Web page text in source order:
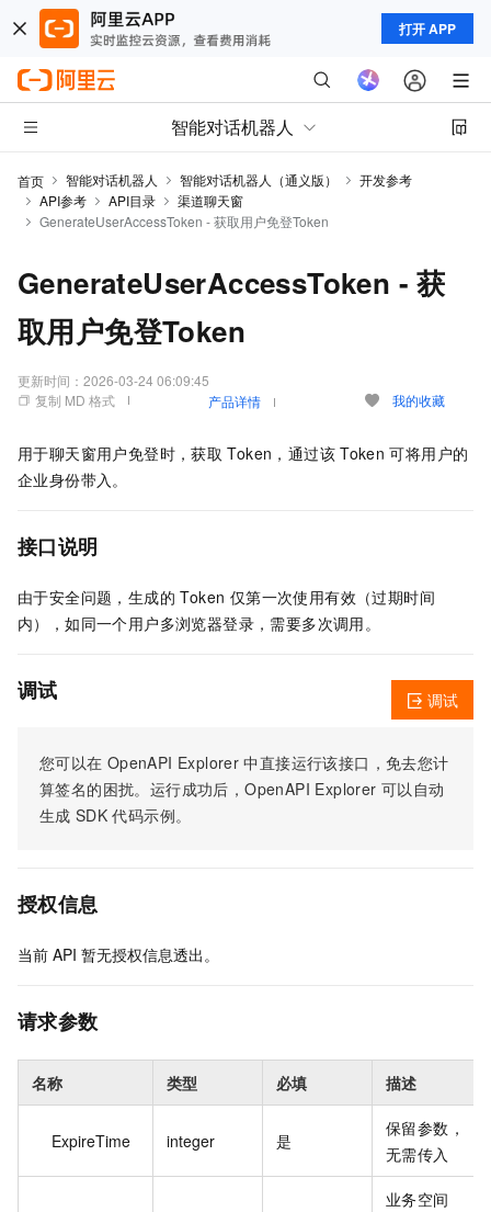
打开 APP
智能对话机器人
首页 智能对话机器人 智能对话机器人（通义版）
开发参考
API参考
API目录
渠道聊天窗
GenerateUserAccessToken - 获取用户免登Token
GenerateUserAccessToken - 获
取用户免登Token
更新时间： 2026-03-24 06:09:45
复制 MD 格式
产品详情 我的收藏
用于聊天窗用户免登时，获取 Token，通过该 Token 可将用户的
企业身份带入。
接口说明
由于安全问题，生成的 Token 仅第一次使用有效（过期时间
内），如同一个用户多浏览器登录，需要多次调用。
调试
您可以在 OpenAPI Explorer 中直接运行该接口，免去您计
算签名的困扰。运行成功后，OpenAPI Explorer 可以自动
生成 SDK 代码示例。
调试
授权信息
当前 API 暂无授权信息透出。
请求参数
名称 类型 必填 描述
ExpireTime integer 是
保留参数，
无需传入
业务空间